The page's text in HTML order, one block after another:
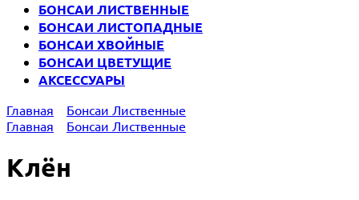
БОНСАИ ЛИСТВЕННЫЕ
БОНСАИ ЛИСТОПАДНЫЕ
БОНСАИ ХВОЙНЫЕ
БОНСАИ ЦВЕТУЩИЕ
АКСЕССУАРЫ
Главная
Бонсаи Лиственные
Главная
Бонсаи Лиственные
Клён